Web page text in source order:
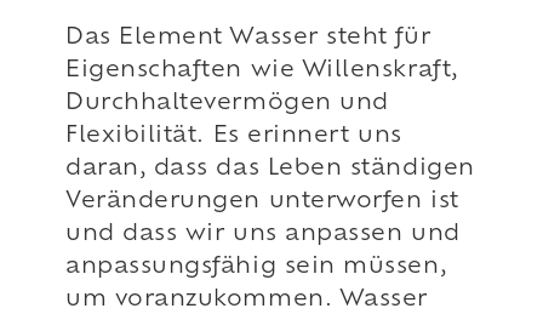
Das Element Wasser steht für
Eigenschaften wie Willenskraft,
Durchhaltevermögen und
Flexibilität. Es erinnert uns
daran, dass das Leben ständigen
Veränderungen unterworfen ist
und dass wir uns anpassen und
anpassungsfähig sein müssen,
um voranzukommen. Wasser